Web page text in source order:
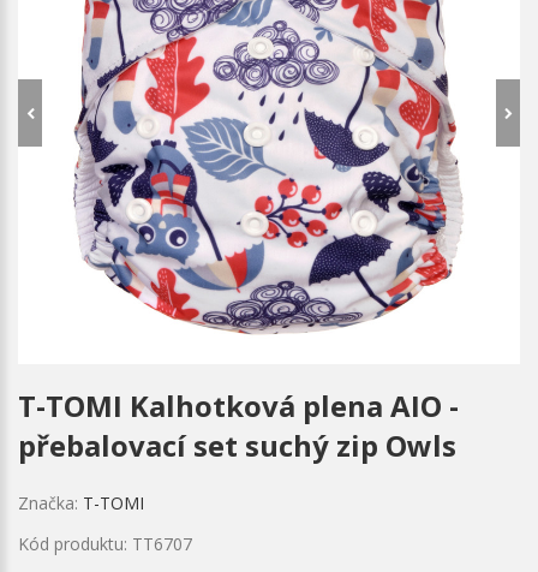
T-TOMI Kalhotková plena AIO -
přebalovací set suchý zip Owls
Značka: T-TOMI
Kód produktu: TT6707